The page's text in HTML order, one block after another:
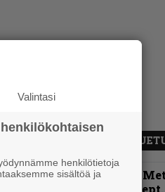
Hellsinki
osa 1 –
Valintasi
henkilötietoja
sisältöä ja